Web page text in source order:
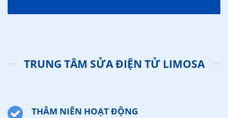
TRUNG TÂM SỬA ĐIỆN TỬ LIMOSA
THÂM NIÊN HOẠT ĐỘNG